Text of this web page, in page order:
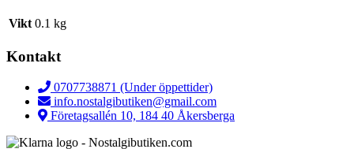
Vikt 0.1 kg
Kontakt
0707738871 (Under öppettider)
info.nostalgibutiken@gmail.com
Företagsallén 10, 184 40 Åkersberga